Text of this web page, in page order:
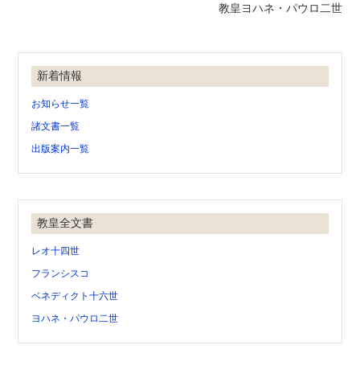
教皇ヨハネ・パウロ二世
新着情報
お知らせ一覧
諸文書一覧
出版案内一覧
教皇全文書
レオ十四世
フランシスコ
ベネディクト十六世
ヨハネ・パウロ二世